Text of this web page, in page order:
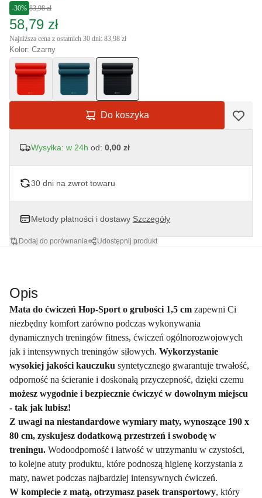
-30% 83,98 zł
58,79 zł
Najniższa cena z ostatnich 30 dni: 83,98 zł
Kolor: Czarny
Do koszyka
Wysyłka: w 24h od: 0,00 zł
30 dni na zwrot towaru
Metody płatności i dostawy Szczegóły
Dodaj do porównania Udostępnij produkt
Opis
Mata do ćwiczeń Hop-Sport o grubości 1,5 cm zapewni Ci
niezbędny komfort zarówno podczas wykonywania
dynamicznych treningów fitness, ćwiczeń ogólnorozwojowych
jak i intensywnych treningów siłowych. Wykorzystanie
wysokiej jakości kauczuku syntetycznego gwarantuje trwałość,
odporność na ścieranie i doskonałą przyczepność, dzięki czemu
możesz wygodnie i bezpiecznie ćwiczyć w dowolnym miejscu
- tak jak lubisz!
Z uwagi na niestandardowe wymiary maty, wynoszące 190 x
80 cm, zyskujesz dodatkową przestrzeń i swobodę w
treningu. Wodoodporność i łatwość w utrzymaniu w czystości,
to kolejne atuty produktu, które podnoszą higienę korzystania z
maty, nawet podczas najbardziej intensywnych ćwiczeń.
W komplecie z matą, otrzymasz pasek transportowy, który